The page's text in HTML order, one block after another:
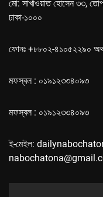
মো: সাখাওয়াত হোসেন ৩৩,
ঢাকা-১০০০
ফোনঃ +৮৮০২-৪১০৫২২৯০
মফস্বল : ০১৯১২৩৩৪০৯৩
মফস্বল : ০১৯১২৩৩৪০৯৩
ই-মেইল: